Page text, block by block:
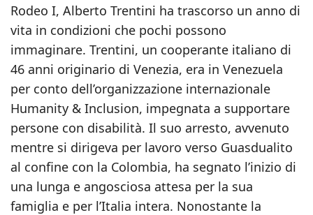
Rodeo I, Alberto Trentini ha trascorso un anno di
vita in condizioni che pochi possono
immaginare. Trentini, un cooperante italiano di
46 anni originario di Venezia, era in Venezuela
per conto dell’organizzazione internazionale
Humanity & Inclusion, impegnata a supportare
persone con disabilità. Il suo arresto, avvenuto
mentre si dirigeva per lavoro verso Guasdualito
al confine con la Colombia, ha segnato l’inizio di
una lunga e angosciosa attesa per la sua
famiglia e per l’Italia intera. Nonostante la